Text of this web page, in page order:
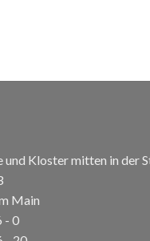
und Kloster mitten in der
Main
- 0